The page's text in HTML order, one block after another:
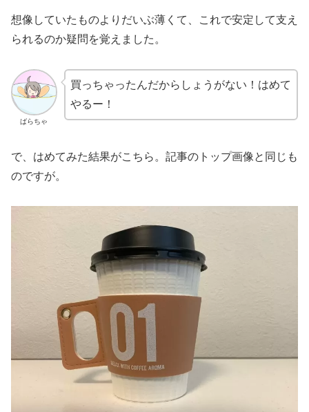
想像していたものよりだいぶ薄くて、これで安定して支え
られるのか疑問を覚えました。
ばらちゃ
買っちゃったんだからしょうがない！はめて
やるー！
で、はめてみた結果がこちら。記事のトップ画像と同じも
のですが。